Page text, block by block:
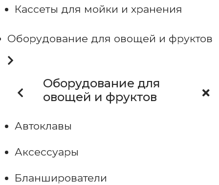
Кассеты для мойки и хранения
Оборудование для овощей и фруктов
Оборудование для
овощей и фруктов
Автоклавы
Аксессуары
Бланширователи